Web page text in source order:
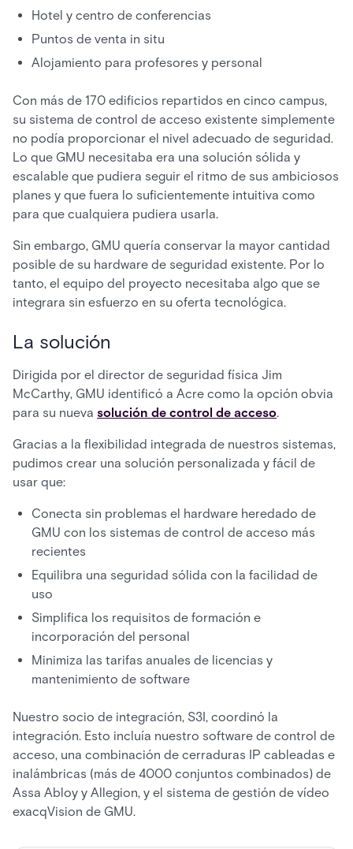
Hotel y centro de conferencias
Puntos de venta in situ
Alojamiento para profesores y personal
Con más de 170 edificios repartidos en cinco campus,
su sistema de control de acceso existente simplemente
no podía proporcionar el nivel adecuado de seguridad.
Lo que GMU necesitaba era una solución sólida y
escalable que pudiera seguir el ritmo de sus ambiciosos
planes y que fuera lo suficientemente intuitiva como
para que cualquiera pudiera usarla.
Sin embargo, GMU quería conservar la mayor cantidad
posible de su hardware de seguridad existente. Por lo
tanto, el equipo del proyecto necesitaba algo que se
integrara sin esfuerzo en su oferta tecnológica.
La solución
Dirigida por el director de seguridad física Jim
McCarthy, GMU identificó a Acre como la opción obvia
para su nueva solución de control de acceso.
Gracias a la flexibilidad integrada de nuestros sistemas,
pudimos crear una solución personalizada y fácil de
usar que:
Conecta sin problemas el hardware heredado de
GMU con los sistemas de control de acceso más
recientes
Equilibra una seguridad sólida con la facilidad de
uso
Simplifica los requisitos de formación e
incorporación del personal
Minimiza las tarifas anuales de licencias y
mantenimiento de software
Nuestro socio de integración, S3I, coordinó la
integración. Esto incluía nuestro software de control de
acceso, una combinación de cerraduras IP cableadas e
inalámbricas (más de 4000 conjuntos combinados) de
Assa Abloy y Allegion, y el sistema de gestión de vídeo
exacqVision de GMU.